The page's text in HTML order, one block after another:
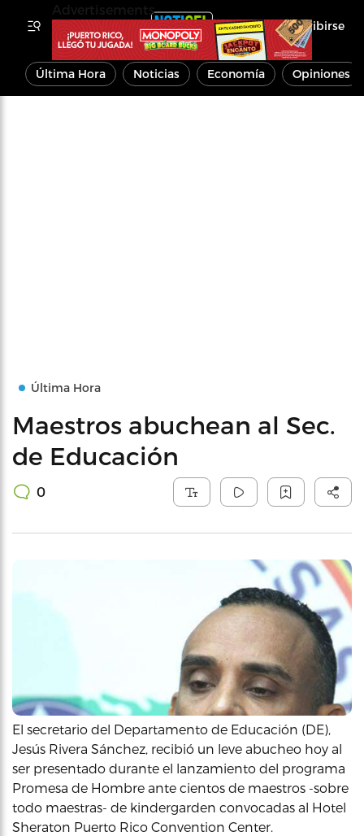
Inscribirse
Última Hora Noticias Economía Opiniones
Última Hora
Maestros abuchean al Sec.
de Educación
0
El secretario del Departamento de Educación (DE),
Jesús Rivera Sánchez, recibió un leve abucheo hoy al
ser presentado durante el lanzamiento del programa
Promesa de Hombre ante cientos de maestros -sobre
todo maestras- de kindergarden convocadas al Hotel
Sheraton Puerto Rico Convention Center.
Advertisements